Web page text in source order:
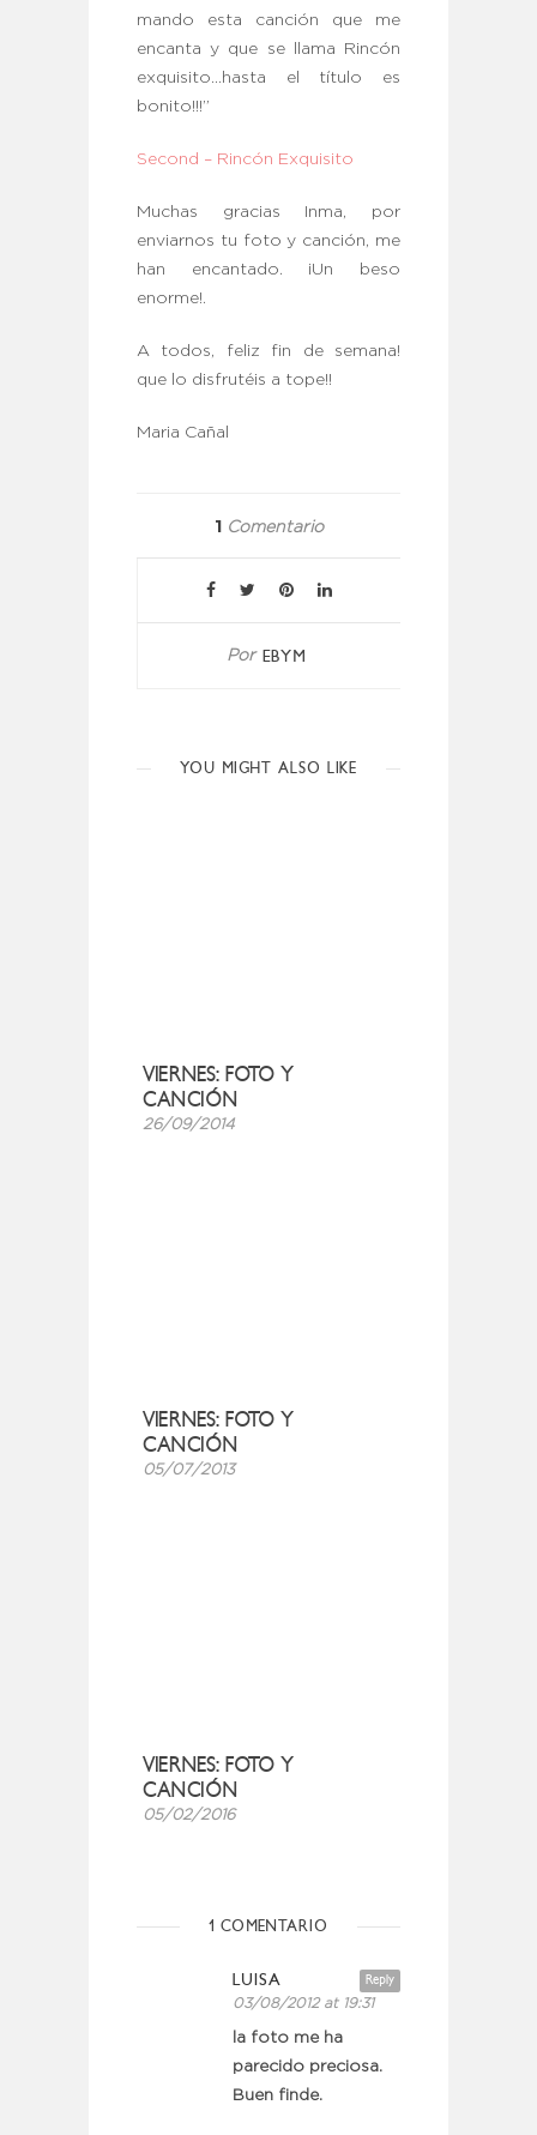
mando esta canción que me
encanta y que se llama Rincón
exquisito…hasta el título es
bonito!!!”
Second – Rincón Exquisito
Muchas gracias Inma, por
enviarnos tu foto y canción, me
han encantado. ¡Un beso
enorme!.
A todos, feliz fin de semana!
que lo disfrutéis a tope!!
Maria Cañal
1 Comentario
Por EBYM
YOU MIGHT ALSO LIKE
VIERNES: FOTO Y
CANCIÓN
26/09/2014
VIERNES: FOTO Y
CANCIÓN
05/07/2013
VIERNES: FOTO Y
CANCIÓN
05/02/2016
1 COMENTARIO
Reply
LUISA
03/08/2012 at 19:31
la foto me ha
parecido preciosa.
Buen finde.